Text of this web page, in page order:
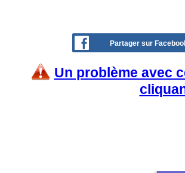
Partager sur
Un problème avec